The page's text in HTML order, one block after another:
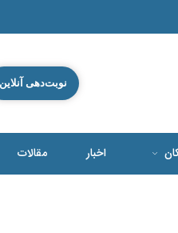
نوبت‌دهی آنلاین
اخبار مقالات